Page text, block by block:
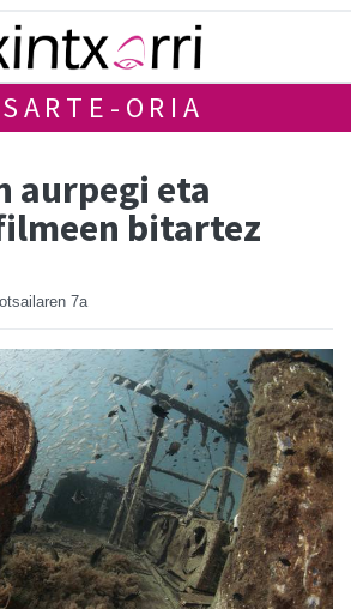
ORIA
aurpegi eta
bitartez
7a